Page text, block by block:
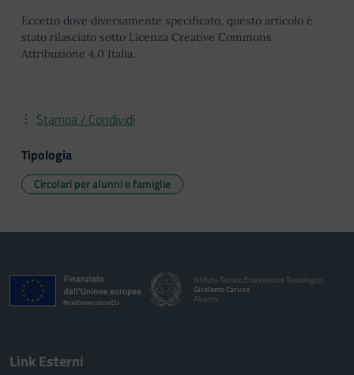
Eccetto dove diversamente specificato, questo articolo è
stato rilasciato sotto Licenza Creative Commons
Attribuzione 4.0 Italia.
Stampa / Condividi
Tipologia
Circolari per alunni e famiglie
Istituto Tecnico Economico e Tecnologico
Girolamo Caruso
Alcamo
Link Esterni